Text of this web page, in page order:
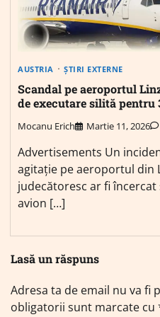
AUSTRIA ȘTIRI EXTERNE
Scandal pe aeroportul
de executare silită pentru
Mocanu Erich Martie 11, 2026
Advertisements Un
agitație pe aeroportul din
judecătoresc ar fi
avion […]
Lasă un răspuns
Adresa ta de email nu va fi
obligatorii sunt marcate cu